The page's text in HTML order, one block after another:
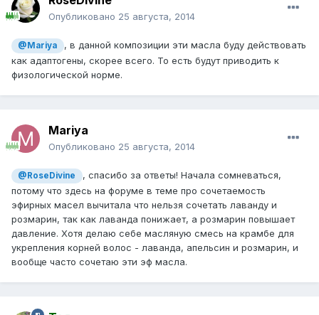
Опубликовано 25 августа, 2014
@Mariya
, в данной композиции эти масла буду действовать
как адаптогены, скорее всего. То есть будут приводить к
физологической норме.
Mariya
Опубликовано 25 августа, 2014
@RoseDivine
, спасибо за ответы! Начала сомневаться,
потому что здесь на форуме в теме про сочетаемость
эфирных масел вычитала что нельзя сочетать лаванду и
розмарин, так как лаванда понижает, а розмарин повышает
давление. Хотя делаю себе масляную смесь на крамбе для
укрепления корней волос - лаванда, апельсин и розмарин, и
вообще часто сочетаю эти эф масла.